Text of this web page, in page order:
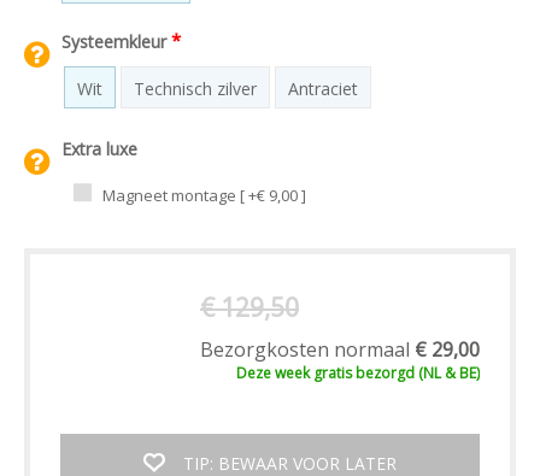
Systeemkleur*
Wit Technisch zilver Antraciet
Extra luxe
Magneet montage [ +€ 9,00 ]
€ 129,50
Bezorgkosten normaal € 29,00
Deze weekgratisbezorgd (NL & BE)
TIP: BEWAAR VOOR LATER